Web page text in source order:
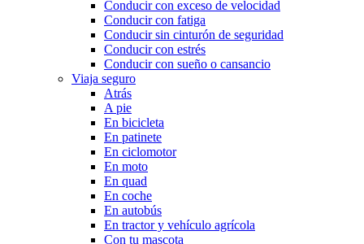
Conducir con exceso de velocidad
Conducir con fatiga
Conducir sin cinturón de seguridad
Conducir con estrés
Conducir con sueño o cansancio
Viaja seguro
Atrás
A pie
En bicicleta
En patinete
En ciclomotor
En moto
En quad
En coche
En autobús
En tractor y vehículo agrícola
Con tu mascota